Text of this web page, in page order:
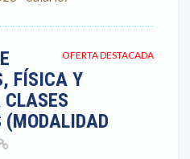
OFERTA DESTACADA
FÍSICA Y
(MODALIDAD